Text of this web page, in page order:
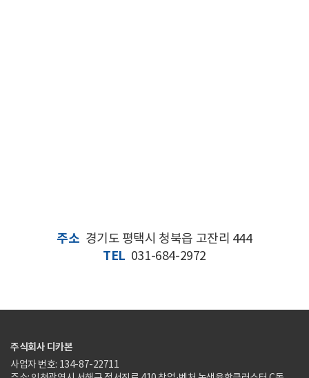
주소 경기도 평택시 청북읍 고잔리 444
TEL 031-684-2972
주식회사 디카본
사업자 번호: 134-87-22711